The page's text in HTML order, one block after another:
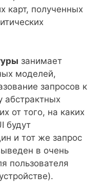
карт, полученных
занимает
моделей,
запросов к
абстрактных
от того, на каких
будут
и тот же запрос
в очень
пользователя